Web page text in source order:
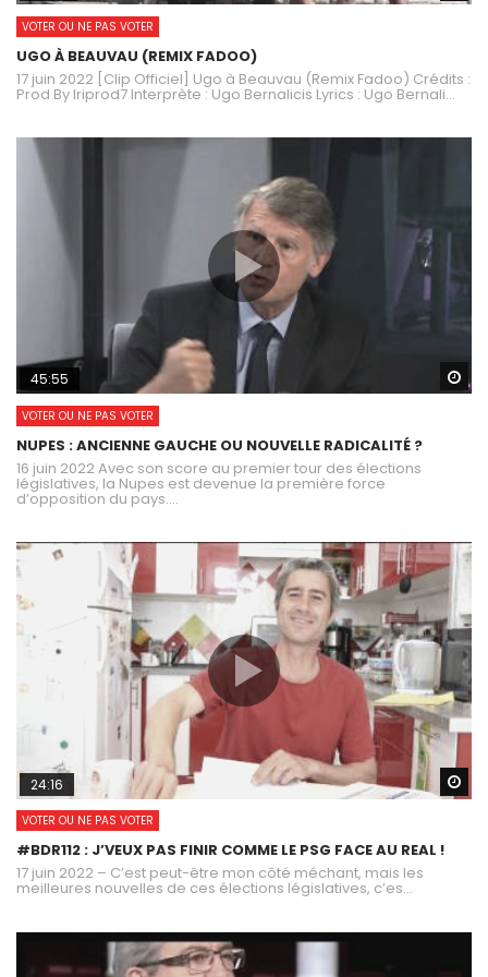
VOTER OU NE PAS VOTER
UGO À BEAUVAU (REMIX FADOO)
17 juin 2022 [Clip Officiel] Ugo à Beauvau (Remix Fadoo) Crédits :
Prod By Iriprod7 Interprète : Ugo Bernalicis Lyrics : Ugo Bernali...
45:55
VOTER OU NE PAS VOTER
NUPES : ANCIENNE GAUCHE OU NOUVELLE RADICALITÉ ?
16 juin 2022 Avec son score au premier tour des élections
législatives, la Nupes est devenue la première force
d’opposition du pays....
24:16
VOTER OU NE PAS VOTER
#BDR112 : J’VEUX PAS FINIR COMME LE PSG FACE AU REAL !
17 juin 2022 – C’est peut-être mon côté méchant, mais les
meilleures nouvelles de ces élections législatives, c’es...